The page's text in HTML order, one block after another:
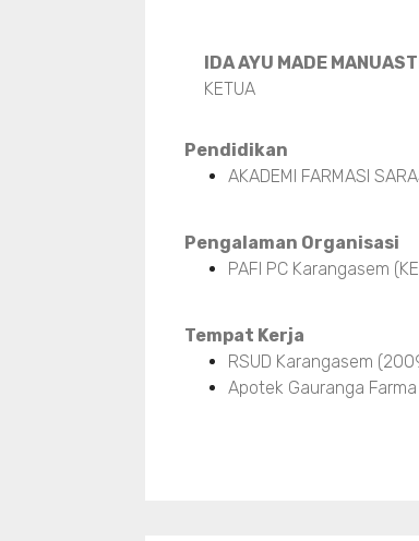
IDA AYU MADE
KETUA
Pendidikan
AKADEMI FARMASI
Pengalaman Organisasi
PAFI PC Karangasem
Tempat Kerja
RSUD Karangasem
Apotek Gauranga